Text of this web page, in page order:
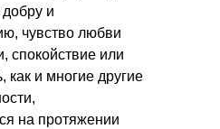
добру и
чувство любви
спокойствие или
как и многие другие
на протяжении